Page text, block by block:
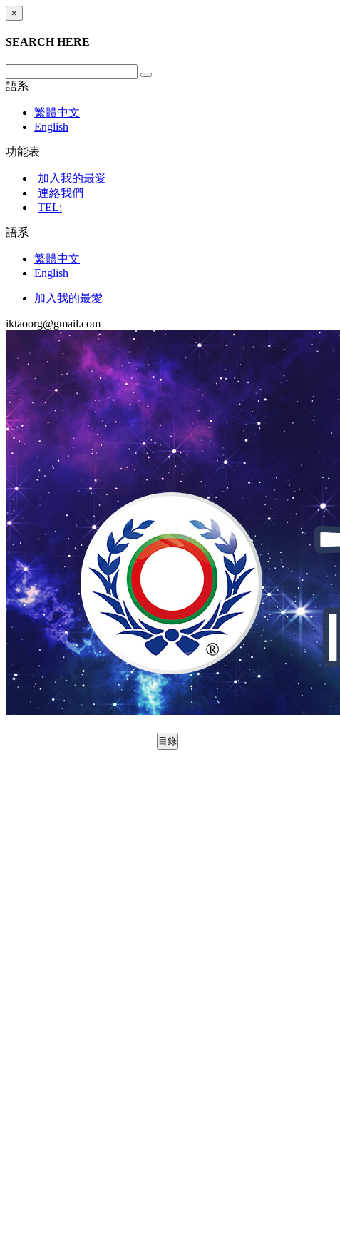
×
SEARCH HERE
語系
繁體中文
English
功能表
加入我的最愛
連絡我們
TEL:
語系
繁體中文
English
加入我的最愛
iktaoorg@gmail.com
目錄